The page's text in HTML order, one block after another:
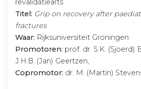
revalidatiearts
Titel: Grip on recovery after
fractures
Waar: Rijksuniversiteit Groningen
Promotoren: prof. dr. S.K. (Sjoerd)
J.H.B. (Jan) Geertzen,
Copromotor: dr. M. (Martin)